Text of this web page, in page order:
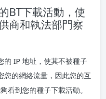
BT下載活動，使
商和執法部門察
的 IP 地址，使其不被種子
您的網絡流量，因此您的互
看到您的種子下載活動。